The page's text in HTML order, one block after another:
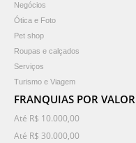
Negócios
Ótica e Foto
Pet shop
Roupas e calçados
Serviços
Turismo e Viagem
FRANQUIAS POR VALOR
Até R$ 10.000,00
Até R$ 30.000,00